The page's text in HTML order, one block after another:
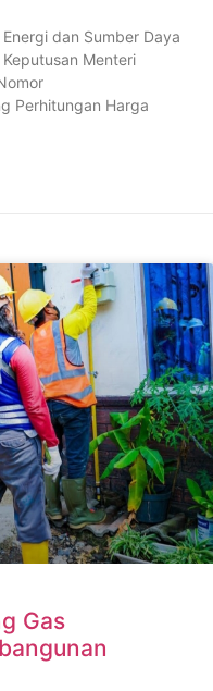
dan Sumber Daya
Menteri
Perhitungan Harga
Gas